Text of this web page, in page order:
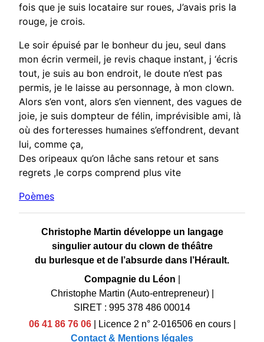
fois que je suis locataire sur roues, J’avais pris la
rouge, je crois.
Le soir épuisé par le bonheur du jeu, seul dans
mon écrin vermeil, je revis chaque instant, j ‘écris
tout, je suis au bon endroit, le doute n’est pas
permis, je le laisse au personnage, à mon clown.
Alors s’en vont, alors s’en viennent, des vagues de
joie, je suis dompteur de félin, imprévisible ami, là
où des forteresses humaines s’effondrent, devant
lui, comme ça,
Des oripeaux qu’on lâche sans retour et sans
regrets ,le corps comprend plus vite
Poèmes
Christophe Martin développe un langage
singulier autour du clown de théâtre
du burlesque et de l’absurde dans l’Hérault.
Compagnie du Léon
Christophe Martin (Auto-entrepreneur)|
SIRET : 995 378 486 00014
06 41 86 76 06| Licence 2 n° 2-016506 en cours|
Contact & Mentions légales